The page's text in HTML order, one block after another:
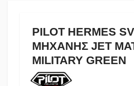
PILOT HERMES
ΜΗΧΑΝΗΣ JET
MILITARY GREEN